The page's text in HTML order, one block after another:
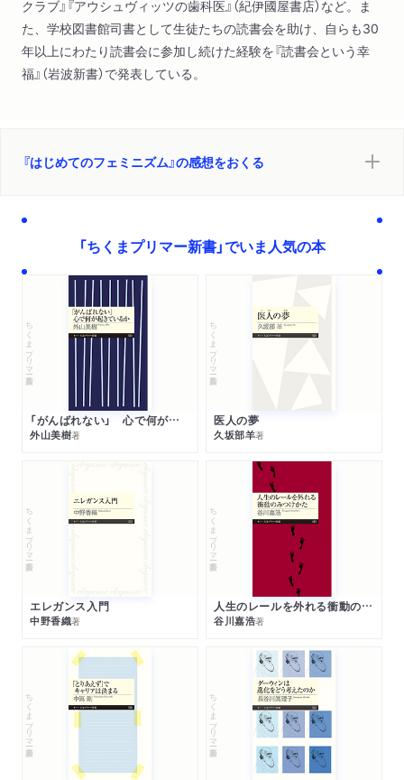
クラブ』『アウシュヴィッツの歯科医』（紀伊國屋書店）など。ま
た、学校図書館司書として生徒たちの読書会を助け、自らも30
年以上にわたり読書会に参加し続けた経験を『読書会という幸
福』（岩波新書）で発表している。
『はじめてのフェミニズム』の感想をおくる
「ちくまプリマー新書」でいま人気の本
ちくまプリマー新書
「がんばれない」 心で何が起きているか
外山美樹著
ちくまプリマー新書
医人の夢
久坂部羊著
ちくまプリマー新書
エレガンス入門
中野香織著
ちくまプリマー新書
人生のレールを外れる衝動のみつけかた
谷川嘉浩著
ちくまプリマー新書 ちくまプリマー新書